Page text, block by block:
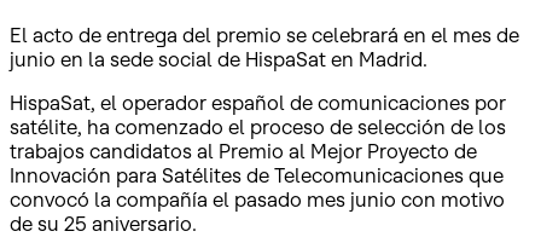
El acto de entrega del premio se celebrará en el mes de
junio en la sede social de HispaSat en Madrid.
HispaSat, el operador español de comunicaciones por
satélite, ha comenzado el proceso de selección de los
trabajos candidatos al Premio al Mejor Proyecto de
Innovación para Satélites de Telecomunicaciones que
convocó la compañía el pasado mes junio con motivo
de su 25 aniversario.